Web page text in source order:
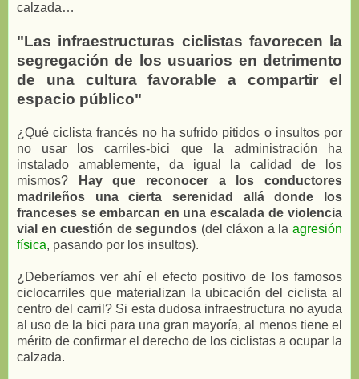
calzada…
"Las infraestructuras ciclistas favorecen la
segregación de los usuarios en detrimento
de una cultura favorable a compartir el
espacio público"
¿Qué ciclista francés no ha sufrido pitidos o insultos por
no usar los carriles-bici que la administración ha
instalado amablemente, da igual la calidad de los
mismos?
Hay que reconocer a los conductores
madrileños una cierta serenidad allá donde los
franceses se embarcan en una escalada de violencia
vial en cuestión de segundos (del cláxon a laagresión
física, pasando por los insultos).
¿Deberíamos ver ahí el efecto positivo de los famosos
ciclocarriles que materializan la ubicación del ciclista al
centro del carril? Si esta dudosa infraestructura no ayuda
al uso de la bici para una gran mayoría, al menos tiene el
mérito de confirmar el derecho de los ciclistas a ocupar la
calzada.